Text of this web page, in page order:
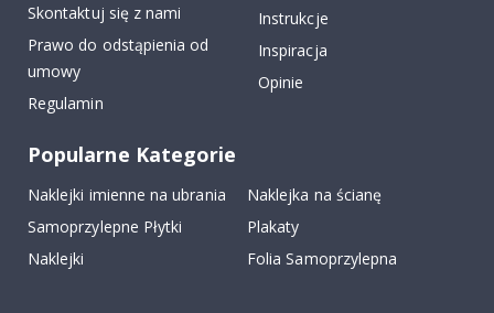
Skontaktuj się z nami
Prawo do odstąpienia od
umowy
Regulamin
Instrukcje
Inspiracja
Opinie
Popularne Kategorie
Naklejki imienne na ubrania
Naklejka na ścianę
Samoprzylepne Płytki
Plakaty
Naklejki
Folia Samoprzylepna